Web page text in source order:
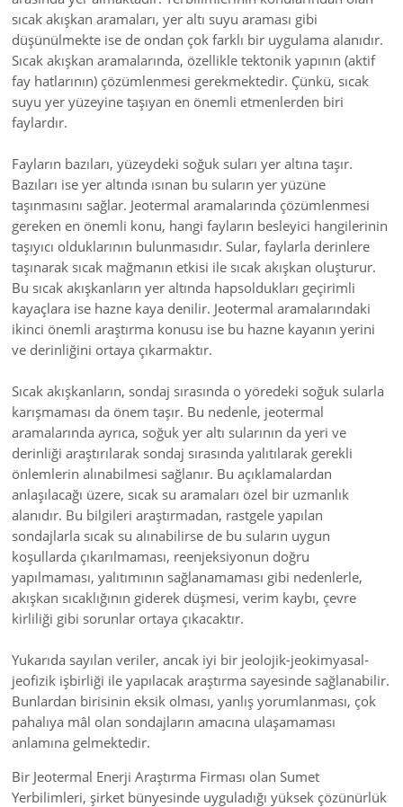
sıcak akışkan aramaları, yer altı suyu araması gibi
düşünülmekte ise de ondan çok farklı bir uygulama alanıdır.
Sıcak akışkan aramalarında, özellikle tektonik yapının (aktif
fay hatlarının) çözümlenmesi gerekmektedir. Çünkü, sıcak
suyu yer yüzeyine taşıyan en önemli etmenlerden biri
faylardır.
Fayların bazıları, yüzeydeki soğuk suları yer altına taşır.
Bazıları ise yer altında ısınan bu suların yer yüzüne
taşınmasını sağlar. Jeotermal aramalarında çözümlenmesi
gereken en önemli konu, hangi fayların besleyici hangilerinin
taşıyıcı olduklarının bulunmasıdır. Sular, faylarla derinlere
taşınarak sıcak mağmanın etkisi ile sıcak akışkan oluşturur.
Bu sıcak akışkanların yer altında hapsoldukları geçirimli
kayaçlara ise hazne kaya denilir. Jeotermal aramalarındaki
ikinci önemli araştırma konusu ise bu hazne kayanın yerini
ve derinliğini ortaya çıkarmaktır.
Sıcak akışkanların, sondaj sırasında o yöredeki soğuk sularla
karışmaması da önem taşır. Bu nedenle, jeotermal
aramalarında ayrıca, soğuk yer altı sularının da yeri ve
derinliği araştırılarak sondaj sırasında yalıtılarak gerekli
önlemlerin alınabilmesi sağlanır. Bu açıklamalardan
anlaşılacağı üzere, sıcak su aramaları özel bir uzmanlık
alanıdır. Bu bilgileri araştırmadan, rastgele yapılan
sondajlarla sıcak su alınabilirse de bu suların uygun
koşullarda çıkarılmaması, reenjeksiyonun doğru
yapılmaması, yalıtımının sağlanamaması gibi nedenlerle,
akışkan sıcaklığının giderek düşmesi, verim kaybı, çevre
kirliliği gibi sorunlar ortaya çıkacaktır.
Yukarıda sayılan veriler, ancak iyi bir jeolojik-jeokimyasal-
jeofizik işbirliği ile yapılacak araştırma sayesinde sağlanabilir.
Bunlardan birisinin eksik olması, yanlış yorumlanması, çok
pahalıya mâl olan sondajların amacına ulaşamaması
anlamına gelmektedir.
Bir Jeotermal Enerji Araştırma Firması olan Sumet
Yerbilimleri, şirket bünyesinde uyguladığı yüksek çözünürlük